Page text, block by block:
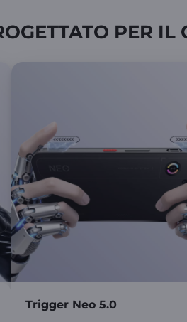
PER IL
Trigger Neo 5.0